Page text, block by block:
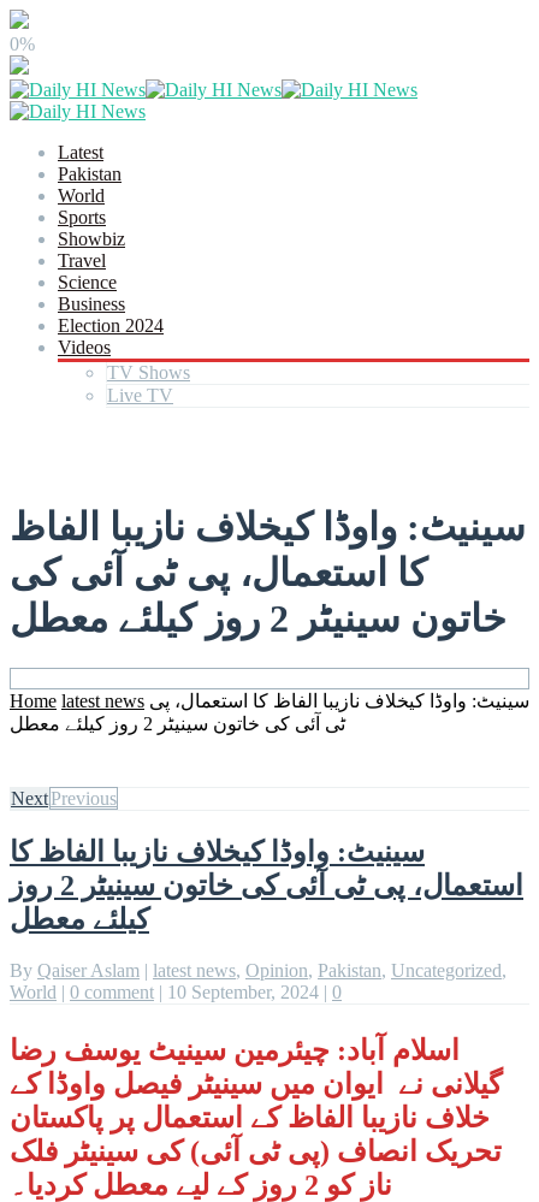
0%
Latest
Pakistan
World
Sports
Showbiz
Travel
Science
Business
Election 2024
Videos
TV Shows
Live TV
سینیٹ: واوڈا کیخلاف نازیبا الفاظ
کا استعمال، پی ٹی آئی کی
خاتون سینیٹر 2 روز کیلئے معطل
Home latest news سینیٹ: واوڈا کیخلاف نازیبا الفاظ کا استعمال، پی
ٹی آئی کی خاتون سینیٹر 2 روز کیلئے معطل
NextPrevious
سینیٹ: واوڈا کیخلاف نازیبا الفاظ کا
استعمال، پی ٹی آئی کی خاتون سینیٹر 2 روز
کیلئے معطل
By Qaiser Aslam | latest news, Opinion, Pakistan, Uncategorized,
World | 0 comment | 10 September, 2024 | 0
اسلام آباد: چیئرمین سینیٹ یوسف رضا
گیلانی نے ایوان میں سینیٹر فیصل واوڈا کے
خلاف نازیبا الفاظ کے استعمال پر پاکستان
تحریک انصاف (پی ٹی آئی) کی سینیٹر فلک
ناز کو 2 روز کے لیے معطل کردیا۔